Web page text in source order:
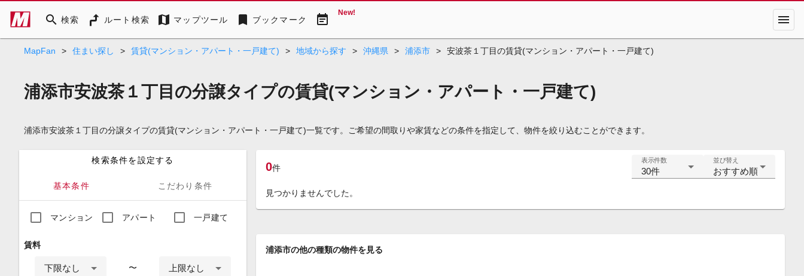
search 検索 ルート検索 map マップツール bookmark ブックマーク event_note New! menu
MapFan > 住まい探し > 賃貸(マンション・アパート・一戸建て) > 地域から探す > 沖縄県 > 浦添市 > 安波茶１丁目の賃貸(マンション・アパート・一戸建て)
浦添市安波茶１丁目の分譲タイプの賃貸(マンション・アパート・一戸建て)
浦添市安波茶１丁目の分譲タイプの賃貸(マンション・アパート・一戸建て)一覧です。ご希望の間取りや家賃などの条件を指定して、物件を絞り込むことができます。
検索条件を設定する
基本条件 こだわり条件
マンション アパート 一戸建て
賃料
下限なし 〜 上限なし
0件
表示件数
30件
並び替え
おすすめ順
見つかりませんでした。
浦添市の他の種類の物件を見る